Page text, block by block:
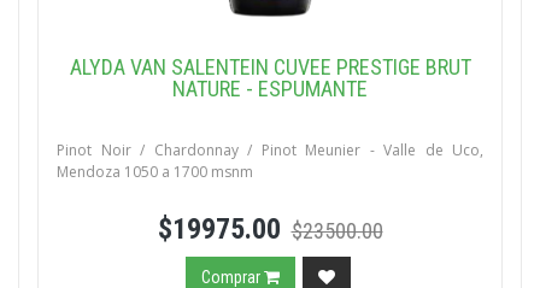
ALYDA VAN SALENTEIN CUVEE PRESTIGE BRUT
NATURE - ESPUMANTE
Pinot Noir / Chardonnay / Pinot Meunier - Valle de Uco,
Mendoza 1050 a 1700 msnm
$19975.00 $23500.00
Comprar